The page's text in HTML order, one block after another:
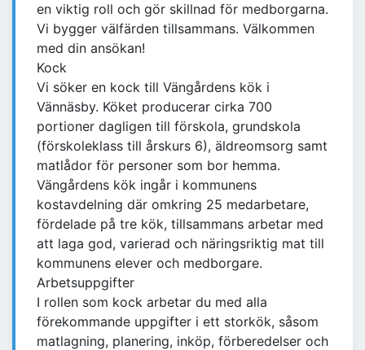
en viktig roll och gör skillnad för medborgarna.
Vi bygger välfärden tillsammans. Välkommen
med din ansökan!
Kock
Vi söker en kock till Vängårdens kök i
Vännäsby. Köket producerar cirka 700
portioner dagligen till förskola, grundskola
(förskoleklass till årskurs 6), äldreomsorg samt
matlådor för personer som bor hemma.
Vängårdens kök ingår i kommunens
kostavdelning där omkring 25 medarbetare,
fördelade på tre kök, tillsammans arbetar med
att laga god, varierad och näringsriktig mat till
kommunens elever och medborgare.
Arbetsuppgifter
I rollen som kock arbetar du med alla
förekommande uppgifter i ett storkök, såsom
matlagning, planering, inköp, förberedelser och